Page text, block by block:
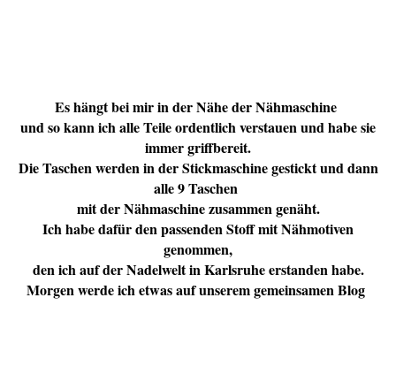
Es hängt bei mir in der Nähe der Nähmaschine
und so kann ich alle Teile ordentlich verstauen und habe sie
immer griffbereit.
Die Taschen werden in der Stickmaschine gestickt und dann
alle 9 Taschen
mit der Nähmaschine zusammen genäht.
Ich habe dafür den passenden Stoff mit Nähmotiven
genommen,
den ich auf der Nadelwelt in Karlsruhe erstanden habe.
Morgen werde ich etwas auf unserem gemeinsamen Blog